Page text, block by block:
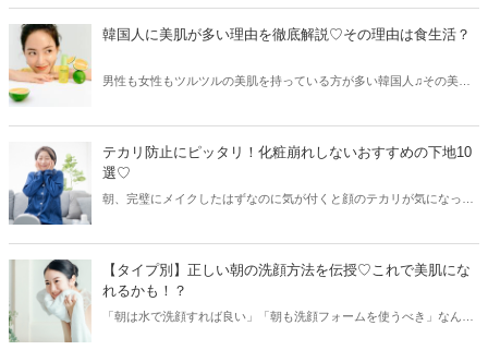
は、なんと日本でも施術が可能なんだとか♡
韓国人に美肌が多い理由を徹底解説♡その理由は食生活？
男性も女性もツルツルの美肌を持っている方が多い韓国人♫その美肌
テカリ防止にピッタリ！化粧崩れしないおすすめの下地10
選♡
朝、完璧にメイクしたはずなのに気が付くと顔のテカリが気になっ
【タイプ別】正しい朝の洗顔方法を伝授♡これで美肌にな
れるかも！？
「朝は水で洗顔すれば良い」「朝も洗顔フォームを使うべき」なんて